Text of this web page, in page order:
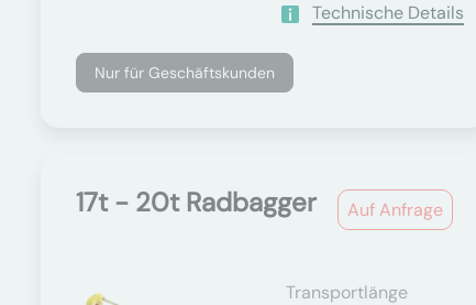
Technische Details
Nur für Geschäftskunden
Auf Anfrage
17t - 20t Radbagger
Transportlänge